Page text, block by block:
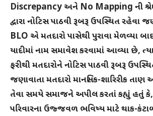
Discrepancy અને No Mapping ની
દ્વારા નોટિસ પાઠવી રૂબરૂ ઉપસ્થિત
BLO એ મતદારો પાસેથી પુરાવા મેળવ્યા બાદ
યાદીમાં નામ સમાવેશ કરવામાં આવ્યા છે,
ફરીથી મતદારોને નોટિસ પાઠવી રૂબરૂ
જણાવાતા મતદારો માનસિક-શારિરીક તાણ
તેવા સમયે સમાજને અપીલ કરતાં કહ્યું
પરિવારના ઉજ્જવળ ભવિષ્ય માટે થાક-